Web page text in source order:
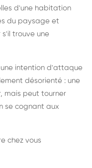
d'une habitation
du paysage et
trouve une
intention d'attaque
désorienté : une
mais peut tourner
se cognant aux
chez vous